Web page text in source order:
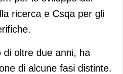
ricerca e Csqa per gli
oltre due anni, ha
di alcune fasi distinte.